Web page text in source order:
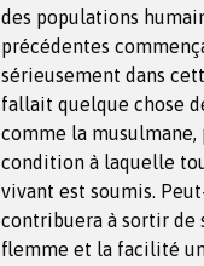
des populations
précédentes
sérieusement dans
fallait quelque chose
comme la
condition à laquelle
vivant est soumis.
contribuera à sortir de
flemme et la facilité